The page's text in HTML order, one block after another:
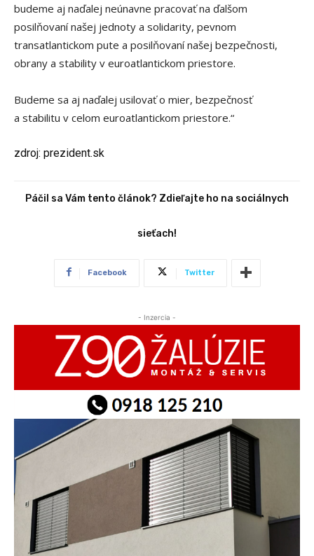
budeme aj naďalej neúnavne pracovať na ďalšom
posilňovaní našej jednoty a solidarity, pevnom
transatlantickom pute a posilňovaní našej bezpečnosti,
obrany a stability v euroatlantickom priestore.
Budeme sa aj naďalej usilovať o mier, bezpečnosť
a stabilitu v celom euroatlantickom priestore.“
zdroj: prezident.sk
Páčil sa Vám tento článok? Zdieľajte ho na sociálnych
sieťach!
Facebook Twitter
- Inzercia -